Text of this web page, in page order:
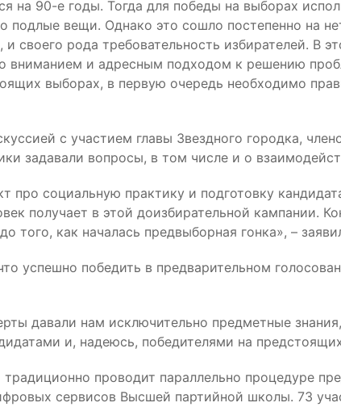
на 90-е годы. Тогда для победы на выборах
подлые вещи. Однако это сошло постепенно на
своего рода требовательность избирателей. В
вниманием и адресным подходом к решению
выборах, в первую очередь необходимо
с участием главы Звездного городка,
задавали вопросы, в том числе и о
про социальную практику и подготовку
получает в этой доизбирательной кампании.
того, как началась предвыборная гонка», –
успешно победить в предварительном
давали нам исключительно предметные
и, надеюсь, победителями на
проводит параллельно процедуре
сервисов Высшей партийной школы. 73